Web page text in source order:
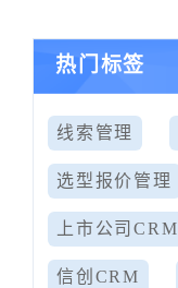
热门标签
线索管理
选型报价管理
上市公司CRM
信创CRM